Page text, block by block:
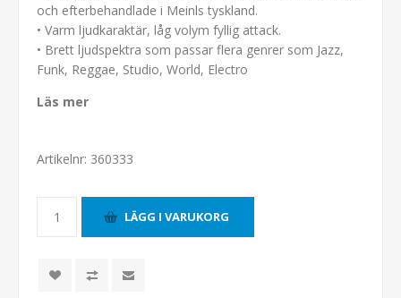
och efterbehandlade i Meinls tyskland.
• Varm ljudkaraktär, låg volym fyllig attack.
• Brett ljudspektra som passar flera genrer som Jazz,
Funk, Reggae, Studio, World, Electro
Läs mer
Artikelnr: 360333